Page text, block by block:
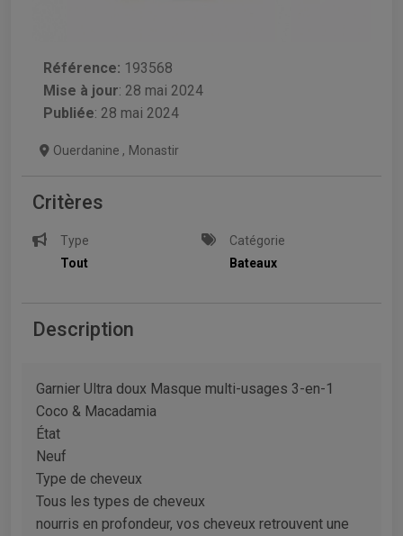
Référence: 193568
Mise à jour: 28 mai 2024
Publiée: 28 mai 2024
Ouerdanine , Monastir
Critères
Type
Tout
Catégorie
Bateaux
Description
Garnier Ultra doux Masque multi-usages 3-en-1
Coco & Macadamia
État
Neuf
Type de cheveux
Tous les types de cheveux
nourris en profondeur, vos cheveux retrouvent une